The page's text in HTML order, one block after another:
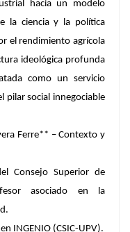
hacia un modelo
la ciencia y la política
el rendimiento agrícola
ideológica profunda
como un servicio
pilar social innegociable
Ferre** – Contexto y
Consejo Superior de
asociado en la
INGENIO (CSIC-UPV).